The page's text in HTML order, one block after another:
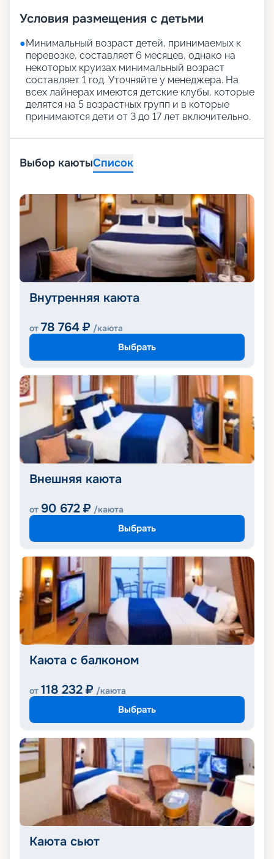
Условия размещения с детьми
●Минимальный возраст детей, принимаемых к
перевозке, составляет 6 месяцев, однако на
некоторых круизах минимальный возраст
составляет 1 год. Уточняйте у менеджера. На
всех лайнерах имеются детские клубы, которые
делятся на 5 возрастных групп и в которые
принимаются дети от 3 до 17 лет включительно.
Выбор каютыСписок
Внутренняя каюта
от 78 764 ₽ /каюта
Выбрать
Внешняя каюта
от 90 672 ₽ /каюта
Выбрать
Каюта с балконом
от 118 232 ₽ /каюта
Выбрать
Каюта сьют